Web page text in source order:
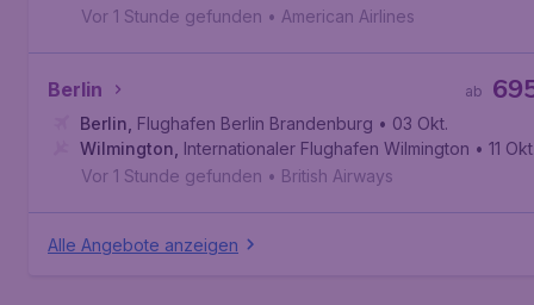
Vor 1 Stunde gefunden • American Airlines
Berlin ab
Berlin Flughafen Berlin Brandenburg • 03 Okt.
Wilmington Internationaler Flughafen Wilmington • 11
Vor 1 Stunde gefunden • British Airways
Alle Angebote anzeigen